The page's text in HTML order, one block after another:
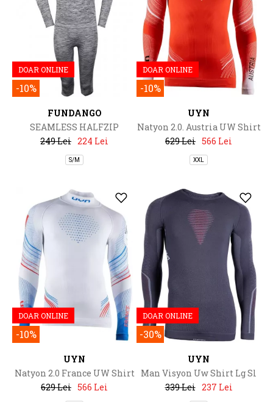
DOAR ONLINE
-10%
FUNDANGO
SEAMLESS HALFZIP
Baselayer Set
249 Lei 224 Lei
S/M
DOAR ONLINE
-10%
UYN
Natyon 2.0. Austria UW Shirt
629 Lei 566 Lei
XXL
DOAR ONLINE
-10%
UYN
Natyon 2.0 France UW Shirt
629 Lei 566 Lei
DOAR ONLINE
-30%
UYN
Man Visyon Uw Shirt Lg Sl
339 Lei 237 Lei